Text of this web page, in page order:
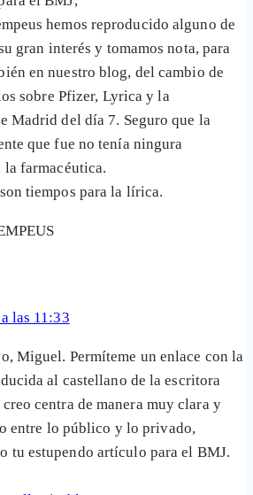
hemos reproducido alguno de
gran interés y tomamos nota, para
en nuestro blog, del cambio de
sobre Pfizer, Lyrica y la
Madrid del día 7. Seguro que la
que fue no tenía ningura
farmacéutica.
tiempos para la lírica.
las 11:33
Miguel. Permíteme un enlace con la
al castellano de la escritora
creo centra de manera muy clara y
entre lo público y lo privado,
tu estupendo artículo para el BMJ.